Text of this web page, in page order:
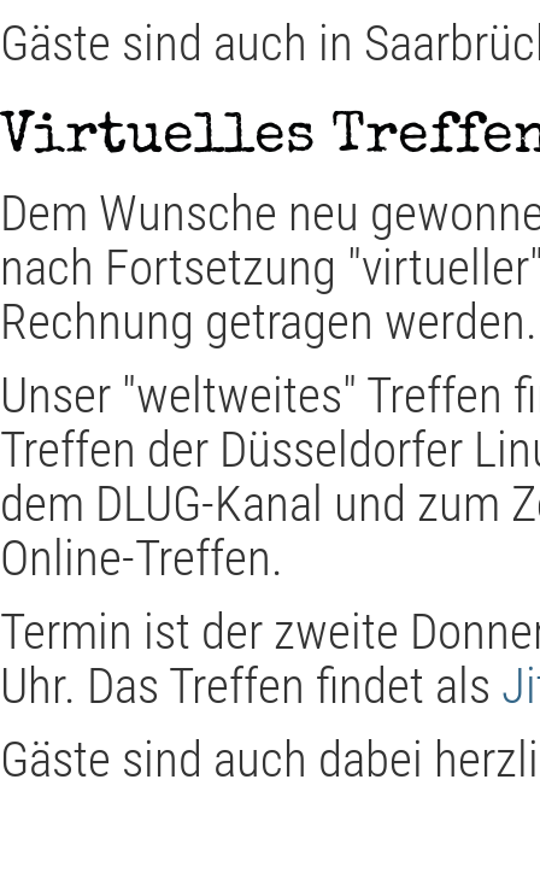
Gäste sind auch in
Virtuelles
Dem Wunsche neu
nach Fortsetzung
Rechnung getragen werden.
Unser "weltweites" Treffen
Treffen der Düsseldorfer
dem DLUG-Kanal und zum
Online-Treffen.
Termin ist der zweite
Uhr. Das Treffen findet als
Gäste sind auch dabei